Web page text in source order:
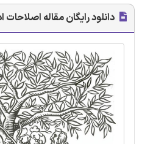
دانلود رایگان مقاله